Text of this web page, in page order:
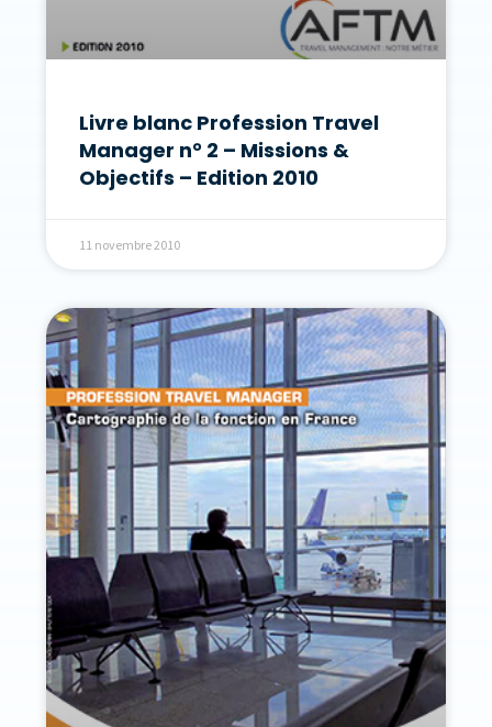
Livre blanc Profession Travel
Manager n° 2 – Missions &
Objectifs – Edition 2010
11 novembre 2010